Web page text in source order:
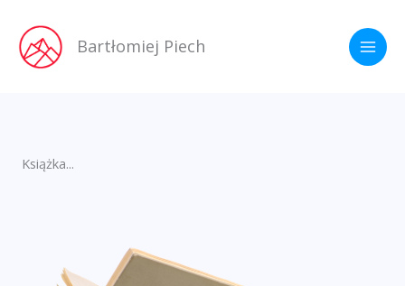
treści
Bartłomiej Piech
Książka...